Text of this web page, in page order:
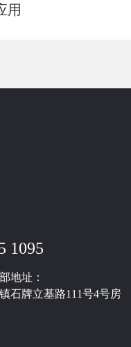
用
1095
地址：
石牌立基路111号4号房